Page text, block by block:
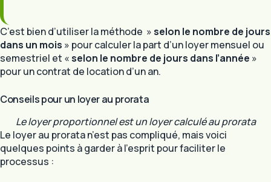
C’est bien d’utiliser la méthode »selon le nombre de jours
dans un mois » pour calculer la part d’un loyer mensuel ou
semestriel et «selon le nombre de jours dans l’année »
pour un contrat de location d’un an.
Conseils pour un loyer au prorata
Le loyer proportionnel est un loyer calculé au prorata
Le loyer au prorata n’est pas compliqué, mais voici
quelques points à garder à l’esprit pour faciliter le
processus :